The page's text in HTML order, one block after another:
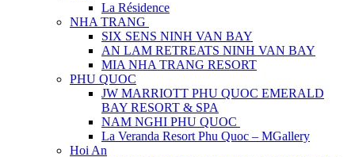
La Résidence
NHA TRANG
SIX SENS NINH VAN BAY
AN LAM RETREATS NINH VAN BAY
MIA NHA TRANG RESORT
PHU QUOC
JW MARRIOTT PHU QUOC EMERALD
BAY RESORT & SPA
NAM NGHI PHU QUOC
La Veranda Resort Phu Quoc – MGallery
Hoi An